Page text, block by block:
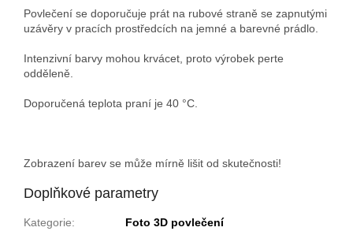
Povlečení se doporučuje prát na rubové straně se zapnutými
uzávěry v pracích prostředcích na jemné a barevné prádlo.
Intenzivní barvy mohou krvácet, proto výrobek perte
odděleně.
Doporučená teplota praní je 40 °C.
Zobrazení barev se může mírně lišit od skutečnosti!
Doplňkové parametry
Kategorie:
Foto 3D povlečení